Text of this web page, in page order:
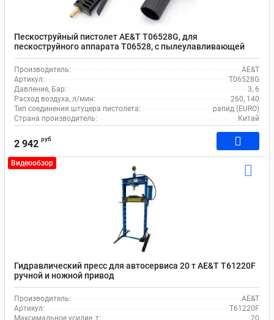
Пескоструйный пистолет AE&T T06528G, для
пескоструйного аппарата T06528, с пылеулавливающей
насадкой
Производитель:
AE&T
Артикул:
T06528G
Давление, Бар:
3, 6
Расход воздуха, л/мин:
260, 140
Тип соединения штуцера пистолета:
рапид (EURO)
Страна производитель:
Китай
2 942 руб
Видеообзор
Гидравлический пресс для автосервиса 20 т AE&T Т61220F
ручной и ножной привод
Производитель:
AE&T
Артикул:
T61220F
Максимальное усилие, т:
20